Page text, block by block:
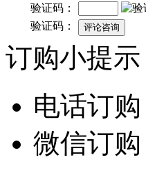
验证码：
验证码：
订购小提示
电话订购
微信订购